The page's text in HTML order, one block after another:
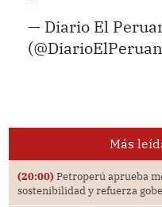
— Diario El
Más
(20:00) Petroperú aprueba
sostenibilidad y refuerza